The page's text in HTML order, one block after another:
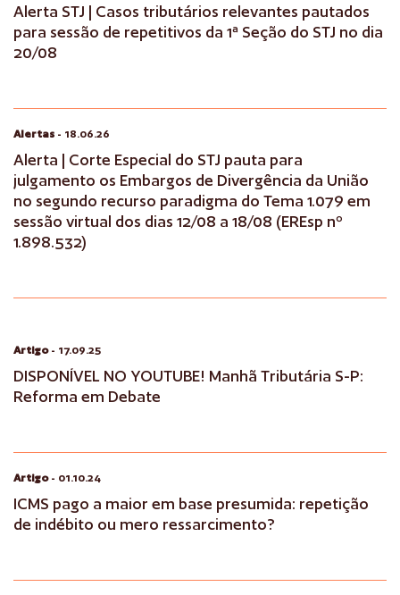
Alerta STJ | Casos tributários relevantes pautados
para sessão de repetitivos da 1ª Seção do STJ no dia
20/08
Alertas - 18.06.26
Alerta | Corte Especial do STJ pauta para
julgamento os Embargos de Divergência da União
no segundo recurso paradigma do Tema 1.079 em
sessão virtual dos dias 12/08 a 18/08 (EREsp nº
1.898.532)
Artigo- 17.09.25
DISPONÍVEL NO YOUTUBE! Manhã Tributária S-P:
Reforma em Debate
Artigo- 01.10.24
ICMS pago a maior em base presumida: repetição
de indébito ou mero ressarcimento?